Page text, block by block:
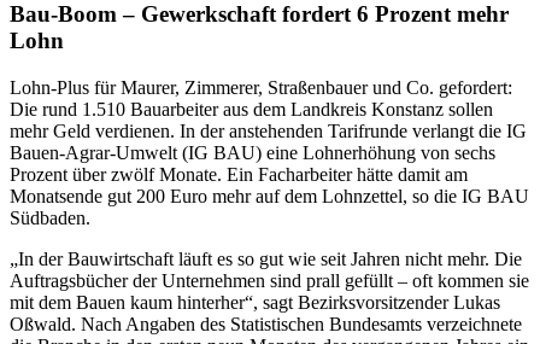
Bau-Boom – Gewerkschaft fordert 6 Prozent mehr
Lohn
Lohn-Plus für Maurer, Zimmerer, Straßenbauer und Co. gefordert:
Die rund 1.510 Bauarbeiter aus dem Landkreis Konstanz sollen
mehr Geld verdienen. In der anstehenden Tarifrunde verlangt die IG
Bauen-Agrar-Umwelt (IG BAU) eine Lohnerhöhung von sechs
Prozent über zwölf Monate. Ein Facharbeiter hätte damit am
Monatsende gut 200 Euro mehr auf dem Lohnzettel, so die IG BAU
Südbaden.
„In der Bauwirtschaft läuft es so gut wie seit Jahren nicht mehr. Die
Auftragsbücher der Unternehmen sind prall gefüllt – oft kommen sie
mit dem Bauen kaum hinterher“, sagt Bezirksvorsitzender Lukas
Oßwald. Nach Angaben des Statistischen Bundesamts verzeichnete